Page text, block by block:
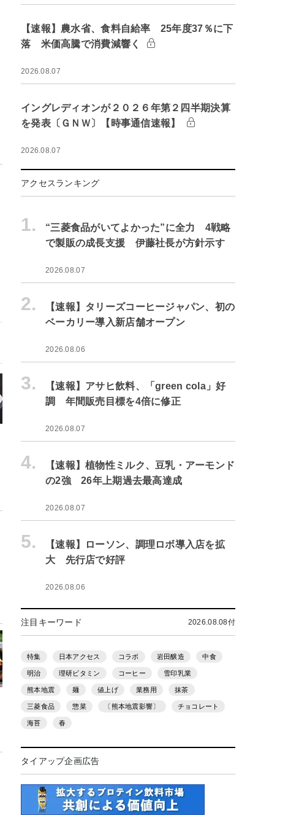
【速報】農水省、食料自給率 25年度37％に下
落 米価高騰で消費減響く
2026.08.07
イングレディオンが２０２６年第２四半期決算
を発表〔ＧＮＷ〕【時事通信速報】
2026.08.07
アクセスランキング
1.
“三菱食品がいてよかった”に全力 4戦略
で製販の成長支援 伊藤社長が方針示す
2026.08.07
2.
【速報】タリーズコーヒージャパン、初の
ベーカリー導入新店舗オープン
2026.08.06
3.
【速報】アサヒ飲料、「green cola」好
調 年間販売目標を4倍に修正
2026.08.07
4.
【速報】植物性ミルク、豆乳・アーモンド
の2強 26年上期過去最高達成
2026.08.07
5.
【速報】ローソン、調理ロボ導入店を拡
大 先行店で好評
2026.08.06
注目キーワード 2026.08.08付
特集 日本アクセス コラボ 岩田醸造 中食
明治 理研ビタミン コーヒー 雪印乳業
熊本地震 麺 値上げ 業務用 抹茶
三菱食品 惣菜 〔熊本地震影響〕 チョコレート
海苔 春
タイアップ企画広告